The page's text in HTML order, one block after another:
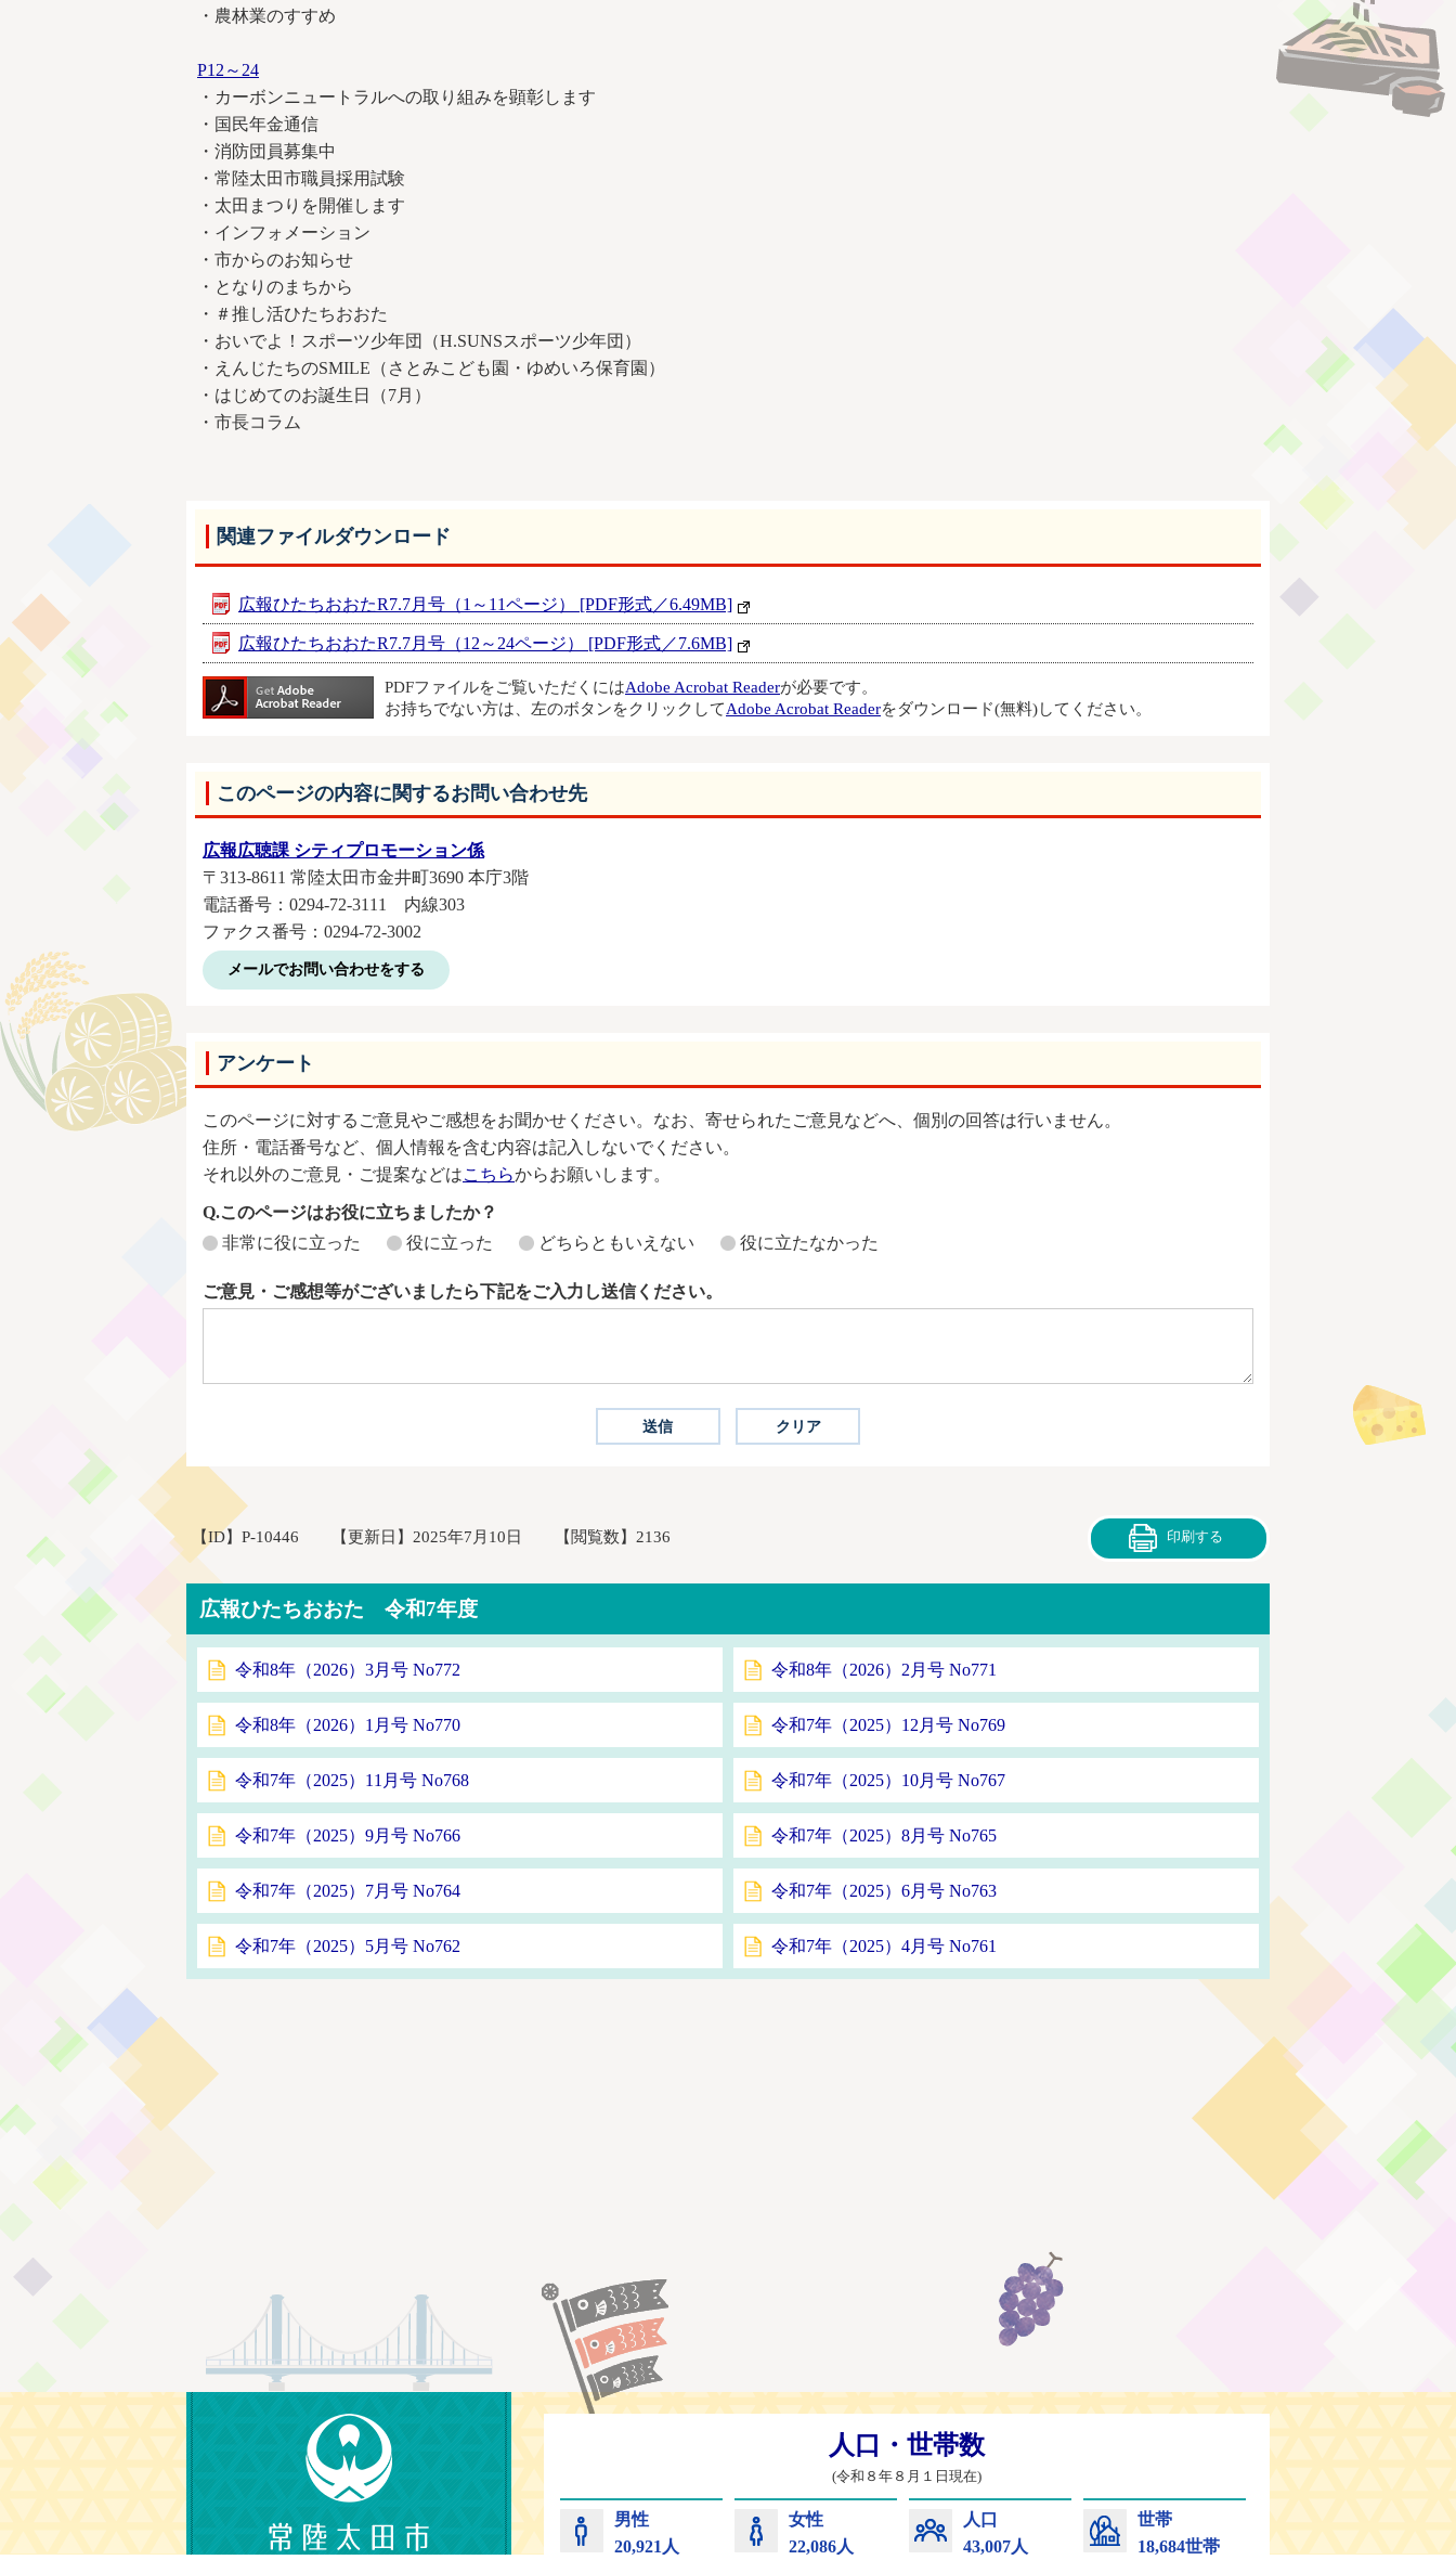
・農林業のすすめ
P12～24
・カーボンニュートラルへの取り組みを顕彰します
・国民年金通信
・消防団員募集中
・常陸太田市職員採用試験
・太田まつりを開催します
・インフォメーション
・市からのお知らせ
・となりのまちから
・＃推し活ひたちおおた
・おいでよ！スポーツ少年団（H.SUNSスポーツ少年団）
・えんじたちのSMILE（さとみこども園・ゆめいろ保育園）
・はじめてのお誕生日（7月）
・市長コラム
関連ファイルダウンロード
広報ひたちおおたR7.7月号（1～11ページ） [PDF形式／6.49MB]
広報ひたちおおたR7.7月号（12～24ページ） [PDF形式／7.6MB]
PDFファイルをご覧いただくにはAdobe Acrobat Readerが必要です。
お持ちでない方は、左のボタンをクリックしてAdobe Acrobat Readerをダウンロード(無料)してください。
このページの内容に関するお問い合わせ先
広報広聴課 シティプロモーション係
〒313-8611 常陸太田市金井町3690 本庁3階
電話番号：0294-72-3111 内線303
ファクス番号：0294‐72‐3002
メールでお問い合わせをする
アンケート
このページに対するご意見やご感想をお聞かせください。なお、寄せられたご意見などへ、個別の回答は行いません。
住所・電話番号など、個人情報を含む内容は記入しないでください。
それ以外のご意見・ご提案などはこちらからお願いします。
Q.このページはお役に立ちましたか？
非常に役に立った
役に立った どちらともいえない 役に立たなかった
ご意見・ご感想等がございましたら下記をご入力し送信ください。
【ID】 P-10446 【更新日】 2025年7月10日 【閲覧数】 2136 印刷する
広報ひたちおおた 令和7年度
令和8年（2026）3月号 No772 令和8年（2026）2月号 No771
令和8年（2026）1月号 No770 令和7年（2025）12月号 No769
令和7年（2025）11月号 No768 令和7年（2025）10月号 No767
令和7年（2025）9月号 No766 令和7年（2025）8月号 No765
令和7年（2025）7月号 No764 令和7年（2025）6月号 No763
令和7年（2025）5月号 No762 令和7年（2025）4月号 No761